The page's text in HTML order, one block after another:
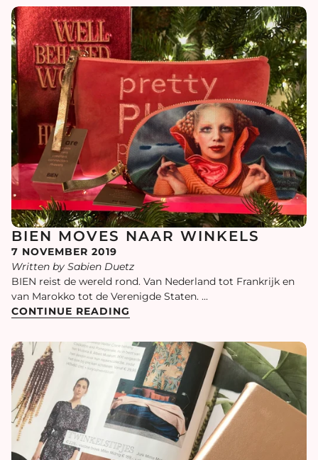
BIEN MOVES NAAR WINKELS
7 NOVEMBER 2019
Written by Sabien Duetz
BIEN reist de wereld rond. Van Nederland tot Frankrijk en
van Marokko tot de Verenigde Staten. ...
CONTINUE READING